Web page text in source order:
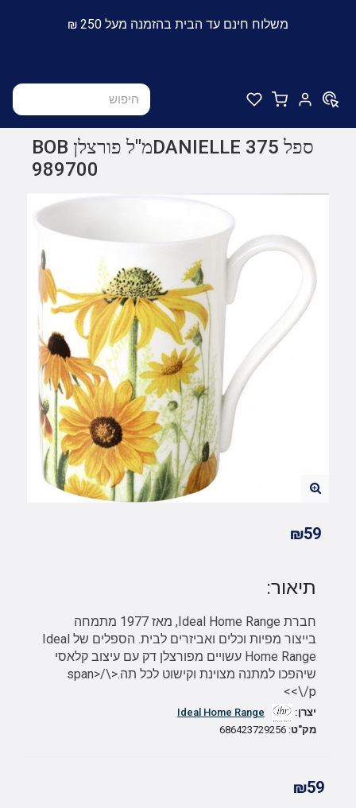
משלוח חינם עד הבית בהזמנה מעל 250 ₪
ספל DANIELLE 375מ"ל פורצלן BOB
989700
₪59
תיאור:
חברת Ideal Home Range, מאז 1977 מתמחה
בייצור מפיות וכלים ואביזרים לבית. הספלים של Ideal
Home Range עשויים מפורצלן דק עם עיצוב קלאסי
שיהפכו למתנה מצוינת וקישוט לכל תה.<\/span>
<\/p>
יצרן:
Ideal Home Range
מק"ט: 686423729256
₪59